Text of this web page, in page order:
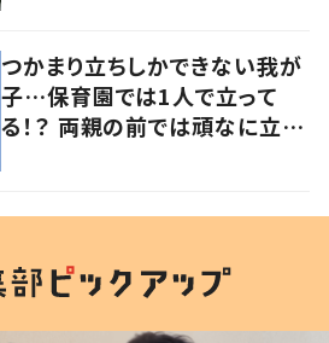
つかまり立ちしかできない我が
子…保育園では1人で立って
る！？ 両親の前では頑なに立た